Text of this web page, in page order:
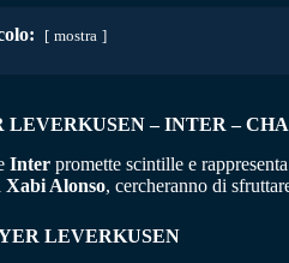
mostra
– INTER –
Inter promette scintille e
Xabi Alonso, cercheranno di
LEVERKUSEN